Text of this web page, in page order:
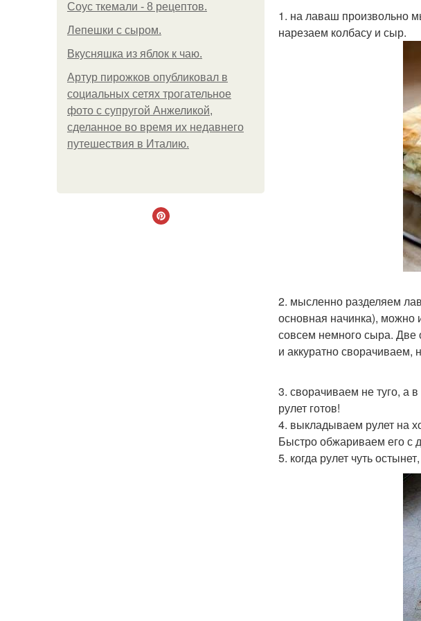
Соус ткемали - 8 рецептов.
Лепешки с сыром.
Вкусняшка из яблок к чаю.
Артур пирожков опубликовал в
социальных сетях трогательное
фото с супругой Анжеликой,
сделанное во время их недавнего
путешествия в Италию.
1. на лаваш произвольно
нарезаем колбасу и сыр.
2. мысленно разделяем
основная начинка), можно
совсем немного сыра. Две
и аккуратно сворачиваем,
3. сворачиваем не туго, а
рулет готов!
4. выкладываем рулет на
Быстро обжариваем его с
5. когда рулет чуть